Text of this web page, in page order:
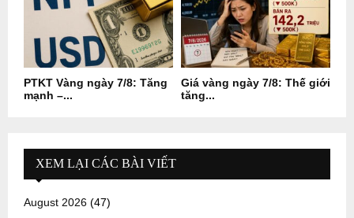
PTKT Vàng ngày 7/8: Tăng
mạnh –...
Giá vàng ngày 7/8: Thế giới
tăng...
XEM LẠI CÁC BÀI VIẾT
August 2026 (47)